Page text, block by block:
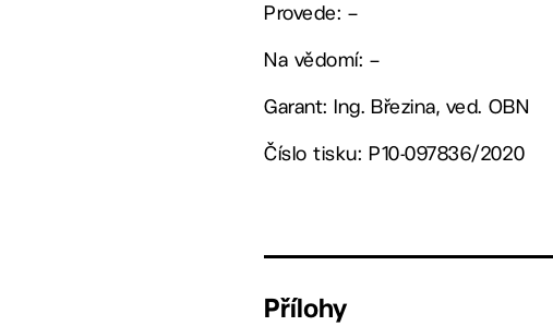
Provede: –
Na vědomí: –
Garant: Ing. Březina, ved. OBN
Číslo tisku: P10-097836/2020
Přílohy